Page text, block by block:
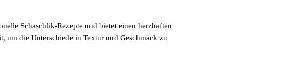
Schaschlik-Rezepte und bietet einen herzhaften
um die Unterschiede in Textur und Geschmack zu